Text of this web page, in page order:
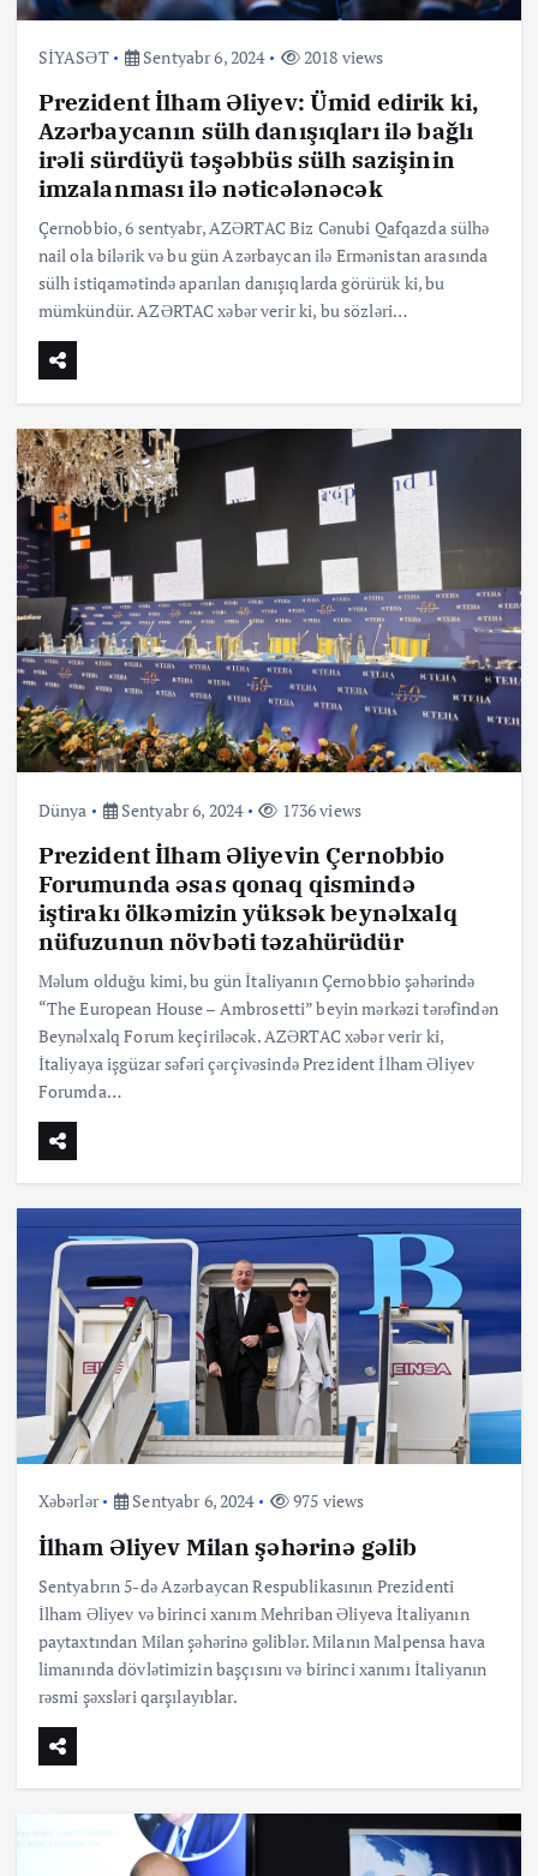
SİYASƏT Sentyabr 6, 2024 2018 views
Prezident İlham Əliyev: Ümid edirik ki,
Azərbaycanın sülh danışıqları ilə bağlı
irəli sürdüyü təşəbbüs sülh sazişinin
imzalanması ilə nəticələnəcək
Çernobbio, 6 sentyabr, AZƏRTAC Biz Cənubi Qafqazda sülhə
nail ola bilərik və bu gün Azərbaycan ilə Ermənistan arasında
sülh istiqamətində aparılan danışıqlarda görürük ki, bu
mümkündür. AZƏRTAC xəbər verir ki, bu sözləri…
Dünya Sentyabr 6, 2024 1736 views
Prezident İlham Əliyevin Çernobbio
Forumunda əsas qonaq qismində
iştirakı ölkəmizin yüksək beynəlxalq
nüfuzunun növbəti təzahürüdür
Məlum olduğu kimi, bu gün İtaliyanın Çernobbio şəhərində
“The European House – Ambrosetti” beyin mərkəzi tərəfindən
Beynəlxalq Forum keçiriləcək. AZƏRTAC xəbər verir ki,
İtaliyaya işgüzar səfəri çərçivəsində Prezident İlham Əliyev
Forumda…
Xəbərlər Sentyabr 6, 2024 975 views
İlham Əliyev Milan şəhərinə gəlib
Sentyabrın 5-də Azərbaycan Respublikasının Prezidenti
İlham Əliyev və birinci xanım Mehriban Əliyeva İtaliyanın
paytaxtından Milan şəhərinə gəliblər. Milanın Malpensa hava
limanında dövlətimizin başçısını və birinci xanımı İtaliyanın
rəsmi şəxsləri qarşılayıblar.